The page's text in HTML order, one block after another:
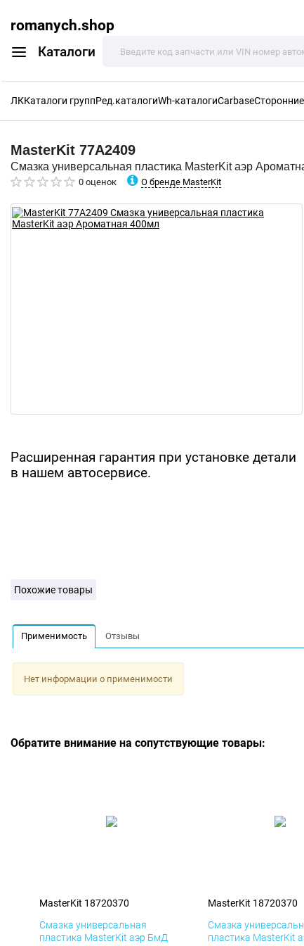
romanych.shop
Каталоги
ЛККаталоги группРед.каталогиWh-каталогиCarbase
MasterKit 77A2409
Смазка универсальная пластика MasterKit аэр
0 оценок О бренде MasterKit
Расширенная гарантия при установке детали
в нашем автосервисе.
Похожие товары
Применимость Отзывы
Нет информации о применимости
Обратите внимание на сопутствующие товары:
MasterKit 18720370
Смазка универсальная
пластика MasterKit аэр БмД
MasterKit 18720370
Смазка
пластика MasterKit